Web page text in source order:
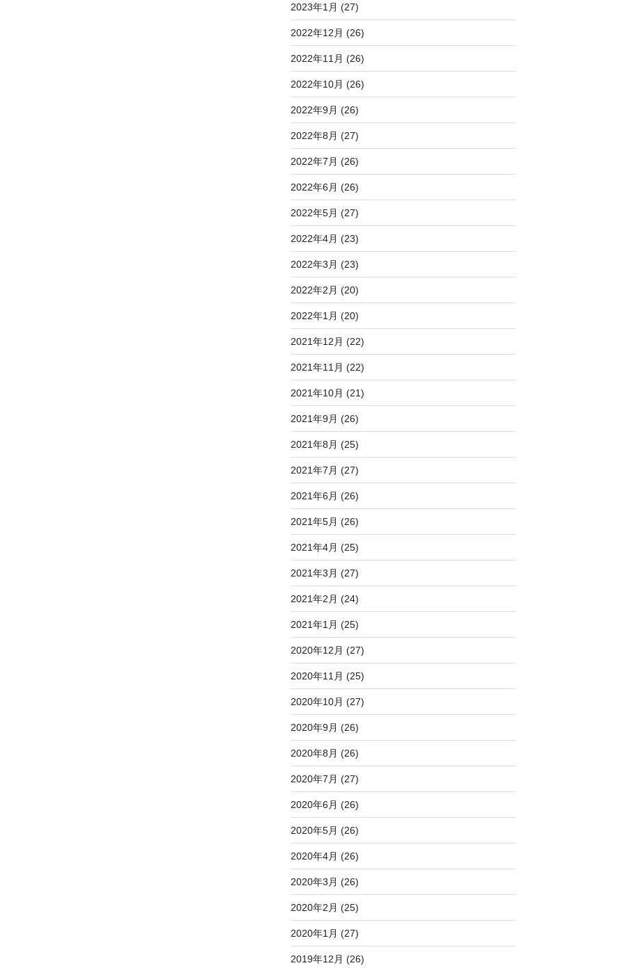
2023年1月 (27)
2022年12月 (26)
2022年11月 (26)
2022年10月 (26)
2022年9月 (26)
2022年8月 (27)
2022年7月 (26)
2022年6月 (26)
2022年5月 (27)
2022年4月 (23)
2022年3月 (23)
2022年2月 (20)
2022年1月 (20)
2021年12月 (22)
2021年11月 (22)
2021年10月 (21)
2021年9月 (26)
2021年8月 (25)
2021年7月 (27)
2021年6月 (26)
2021年5月 (26)
2021年4月 (25)
2021年3月 (27)
2021年2月 (24)
2021年1月 (25)
2020年12月 (27)
2020年11月 (25)
2020年10月 (27)
2020年9月 (26)
2020年8月 (26)
2020年7月 (27)
2020年6月 (26)
2020年5月 (26)
2020年4月 (26)
2020年3月 (26)
2020年2月 (25)
2020年1月 (27)
2019年12月 (26)